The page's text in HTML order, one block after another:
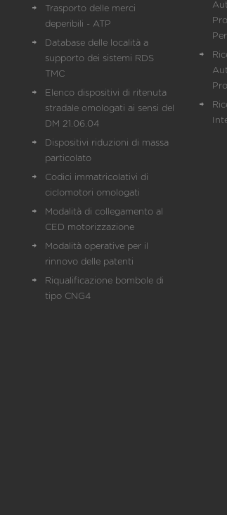
Trasporto delle merci
deperibili - ATP
Database delle località a
supporto dei sistemi RDS
TMC
Elenco dispositivi di ritenuta
stradale omologati ai sensi del
DM 21.06.04
Dispositivi riduzioni di massa
particolato
Codici immatricolativi di
ciclomotori omologati
Modalità di collegamento al
CED motorizzazione
Modalità operative per il
rinnovo delle patenti
Riqualificazione bombole di
tipo CNG4